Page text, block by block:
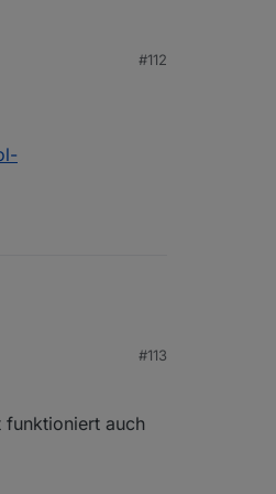
#112
#113
funktioniert auch